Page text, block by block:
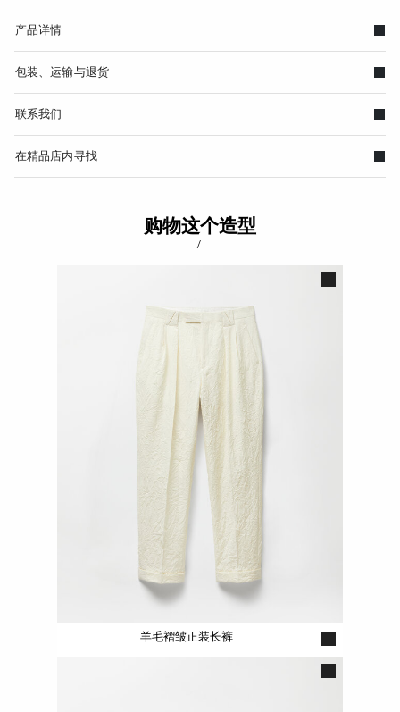
产品详情
包装、运输与退货
联系我们
在精品店内寻找
购物这个造型
/
羊毛褶皱正装长裤